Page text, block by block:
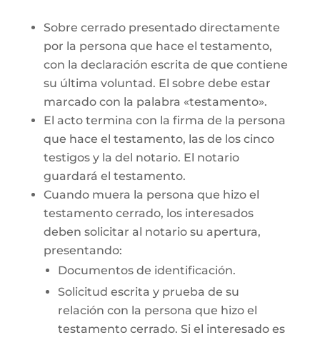
Sobre cerrado presentado directamente
por la persona que hace el testamento,
con la declaración escrita de que contiene
su última voluntad. El sobre debe estar
marcado con la palabra «testamento».
El acto termina con la firma de la persona
que hace el testamento, las de los cinco
testigos y la del notario. El notario
guardará el testamento.
Cuando muera la persona que hizo el
testamento cerrado, los interesados
deben solicitar al notario su apertura,
presentando:
Documentos de identificación.
Solicitud escrita y prueba de su
relación con la persona que hizo el
testamento cerrado. Si el interesado es